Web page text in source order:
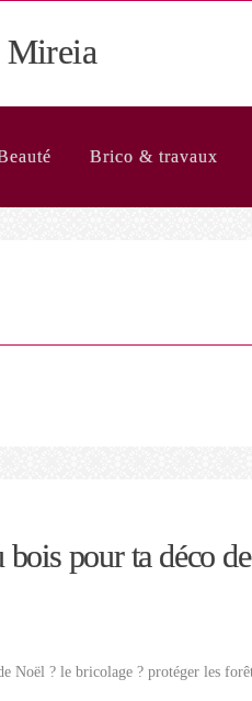
Mireia
Brico & travaux
pour ta déco
Noël ? le bricolage ? protéger les